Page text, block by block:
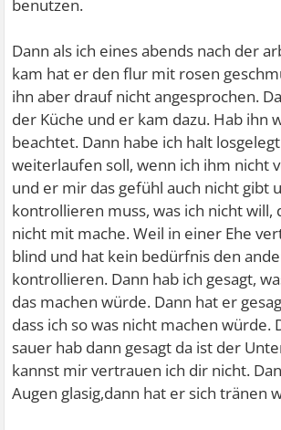
benutzen.
Dann als ich eines abends nach der
kam hat er den flur mit rosen
ihn aber drauf nicht angesprochen.
der Küche und er kam dazu. Hab ihn
beachtet. Dann habe ich halt
weiterlaufen soll, wenn ich ihm nicht
und er mir das gefühl auch nicht gibt
kontrollieren muss, was ich nicht will,
nicht mit mache. Weil in einer Ehe
blind und hat kein bedürfnis den
kontrollieren. Dann hab ich gesagt,
das machen würde. Dann hat er
dass ich so was nicht machen würde.
sauer hab dann gesagt da ist der
kannst mir vertrauen ich dir nicht.
Augen glasig,dann hat er sich tränen